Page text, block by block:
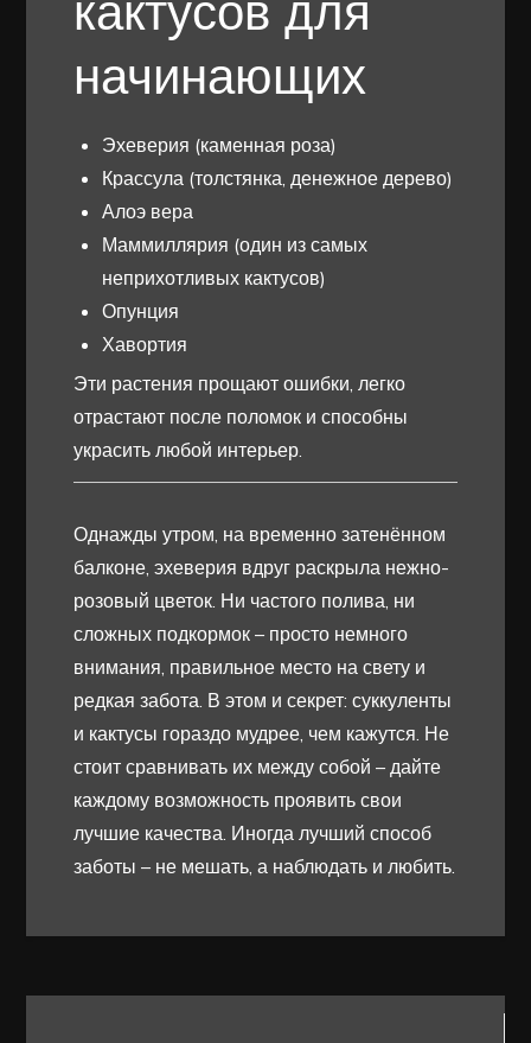
кактусов для
начинающих
Эхеверия (каменная роза)
Крассула (толстянка, денежное дерево)
Алоэ вера
Маммиллярия (один из самых
неприхотливых кактусов)
Опунция
Хавортия
Эти растения прощают ошибки, легко
отрастают после поломок и способны
украсить любой интерьер.
Однажды утром, на временно затенённом
балконе, эхеверия вдруг раскрыла нежно-
розовый цветок. Ни частого полива, ни
сложных подкормок – просто немного
внимания, правильное место на свету и
редкая забота. В этом и секрет: суккуленты
и кактусы гораздо мудрее, чем кажутся. Не
стоит сравнивать их между собой – дайте
каждому возможность проявить свои
лучшие качества. Иногда лучший способ
заботы – не мешать, а наблюдать и любить.